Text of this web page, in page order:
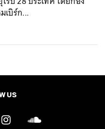
เบิร์ก...
US
LINE EMAIL